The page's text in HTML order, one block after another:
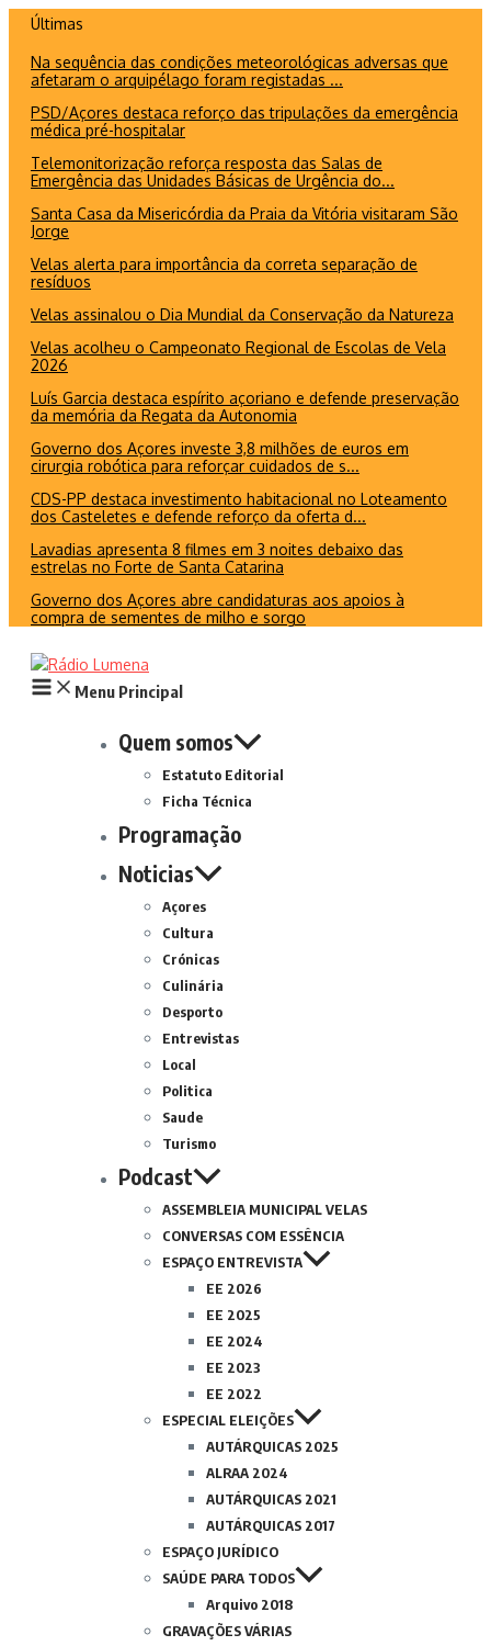
conteúdo
Últimas
Na sequência das condições meteorológicas adversas que
afetaram o arquipélago foram registadas ...
PSD/Açores destaca reforço das tripulações da emergência
médica pré-hospitalar
Telemonitorização reforça resposta das Salas de
Emergência das Unidades Básicas de Urgência do...
Santa Casa da Misericórdia da Praia da Vitória visitaram São
Jorge
Velas alerta para importância da correta separação de
resíduos
Velas assinalou o Dia Mundial da Conservação da Natureza
Velas acolheu o Campeonato Regional de Escolas de Vela
2026
Luís Garcia destaca espírito açoriano e defende preservação
da memória da Regata da Autonomia
Governo dos Açores investe 3,8 milhões de euros em
cirurgia robótica para reforçar cuidados de s...
CDS-PP destaca investimento habitacional no Loteamento
dos Casteletes e defende reforço da oferta d...
Lavadias apresenta 8 filmes em 3 noites debaixo das
estrelas no Forte de Santa Catarina
Governo dos Açores abre candidaturas aos apoios à
compra de sementes de milho e sorgo
Menu Principal
Quem somos
Estatuto Editorial
Ficha Técnica
Programação
Noticias
Açores
Cultura
Crónicas
Culinária
Desporto
Entrevistas
Local
Politica
Saude
Turismo
Podcast
ASSEMBLEIA MUNICIPAL VELAS
CONVERSAS COM ESSÊNCIA
ESPAÇO ENTREVISTA
EE 2026
EE 2025
EE 2024
EE 2023
EE 2022
ESPECIAL ELEIÇÕES
AUTÁRQUICAS 2025
ALRAA 2024
AUTÁRQUICAS 2021
AUTÁRQUICAS 2017
ESPAÇO JURÍDICO
SAÚDE PARA TODOS
Arquivo 2018
GRAVAÇÕES VÁRIAS